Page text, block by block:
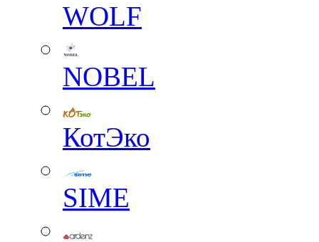
WOLF
NOBEL
КотЭко
SIME